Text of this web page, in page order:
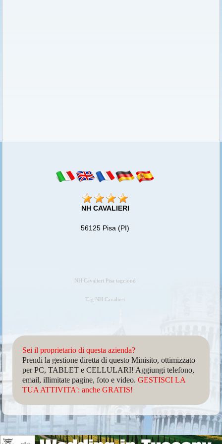
NH CAVALIERI
56125 Pisa (PI)
NH Cavalieri Pisa tagcloud
Tag NH Cavalieri
Sei il proprietario di questa azienda?
Prendi la gestione diretta di questo Minisito, ottimizzato
per PC, TABLET e CELLULARI! Aggiungi telefono,
email, illimitate pagine, foto e video.GESTISCI LA
TUA ATTIVITA': anche GRATIS!